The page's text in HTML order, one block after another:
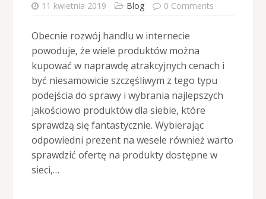
11 kwietnia 2019 Blog 0 Comments
Obecnie rozwój handlu w internecie
powoduje, że wiele produktów można
kupować w naprawdę atrakcyjnych cenach i
być niesamowicie szczęśliwym z tego typu
podejścia do sprawy i wybrania najlepszych
jakościowo produktów dla siebie, które
sprawdzą się fantastycznie. Wybierając
odpowiedni prezent na wesele również warto
sprawdzić ofertę na produkty dostępne w
sieci,…